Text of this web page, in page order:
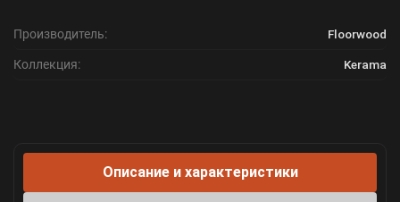
Производитель: Floorwood
Коллекция: Kerama
Описание и характеристики